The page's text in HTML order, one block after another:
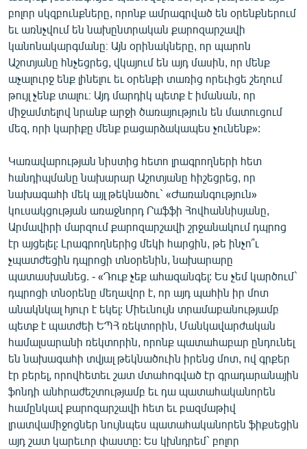
բոլոր սկզբունքները, որոնք ամրագրված են օրենքներում
եւ առնչվում են նախընտրական քարոզարշավի
կանոնակարգմանը։ Այն օրինակները, որ պարոն
Աշոտյանը հնչեցրեց, վկայում են այդ մասին, որ մենք
աչալուրջ ենք լինելու եւ օրենքի տառից որեւիցե շեղում
թույլ չենք տալու։ Այդ մարդիկ պետք է իմանան, որ
միջամտելով նրանք արջի ծառայություն են մատուցում
մեզ, որի կարիքը մենք բացարձակապես չունենք»:
Կառավարության նիստից հետո լրագրողների հետ
հանդիպմանը նախարար Աշոտյանը հիշեցրեց, որ
նախագահի մեկ այլ թեկնածու` «Ժառանգություն»
կուսակցության առաջնորդ Րաֆֆի Հովհաննիսյանը,
Արմավիրի մարզում քարոզարշավի շրջանակում դպրոց
էր այցելել: Լրագրողներից մեկի հարցին, թե ինչո՞ւ
չպատժեցին դպրոցի տնօրենին, նախարարը
պատասխանեց. - «Դուք չեք ահազանգել: Ես չեմ կարծում`
դպրոցի տնօրենը մեղավոր է, որ այդ պահին իր մոտ
անակնկալ հյուր է եկել: Միեւնույն տրամաբանությամբ
պետք է պատժեի ԵՊՀ ռեկտորին, Մանկավարժական
համալսարանի ռեկտորին, որոնք պատահաբար ընդունել
են նախագահի տվյալ թեկնածուին իրենց մոտ, ով գրքեր
էր բերել, որովհետեւ շատ մտահոգված էր գրադարանային
ֆոնդի անհրաժեշտությամբ եւ դա պատահականորեն
համընկավ քարոզարշավի հետ եւ բազմաթիվ
լրատվամիջոցներ նույնպես պատահականորեն ֆիքսեցին
այդ շատ կարեւոր փաստը: Ես կխնդրեմ` բոլոր